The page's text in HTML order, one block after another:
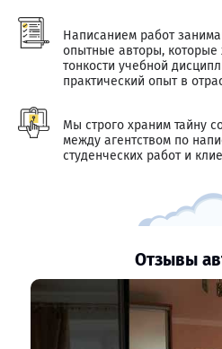
Написанием работ
опытные авторы,
тонкости учебной
практический опыт в
Мы строго храним тайну
между агентством по
студенческих работ и
Отзывы